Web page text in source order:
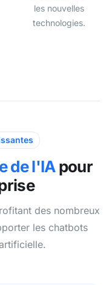
les nouvelles
technologies.
de l'IApour
des nombreux
les chatbots